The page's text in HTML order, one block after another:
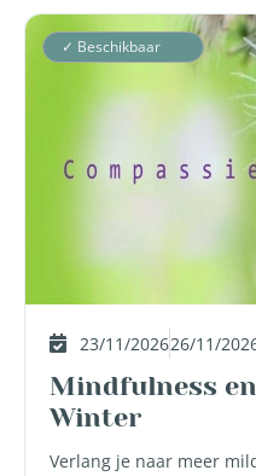
✓ Beschikbaar
23/11/202626/11/
Mindfulness
Winter
Verlang je naar meer